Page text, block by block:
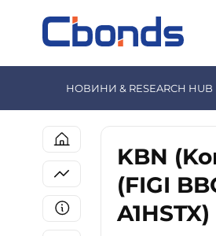
НОВИНИ & RESEARCH HUB
KBN
(FIGI
A1HSTX)